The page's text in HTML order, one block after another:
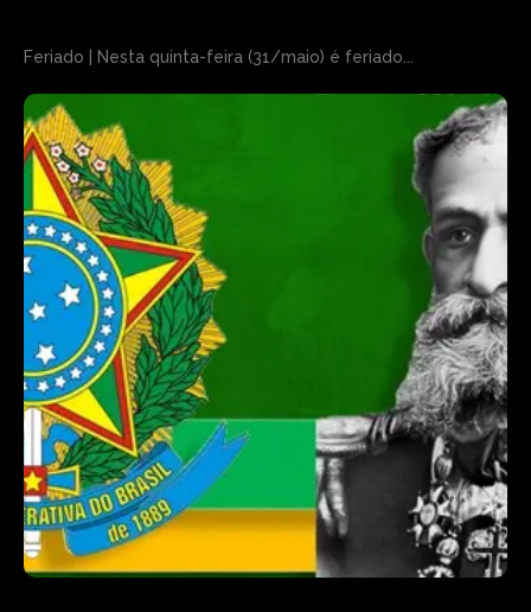
Feriado | Nesta quinta-feira (31/maio) é feriado...